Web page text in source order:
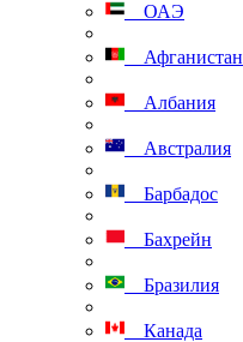
ОАЭ
Афганистан
Албания
Австралия
Барбадос
Бахрейн
Бразилия
Канада